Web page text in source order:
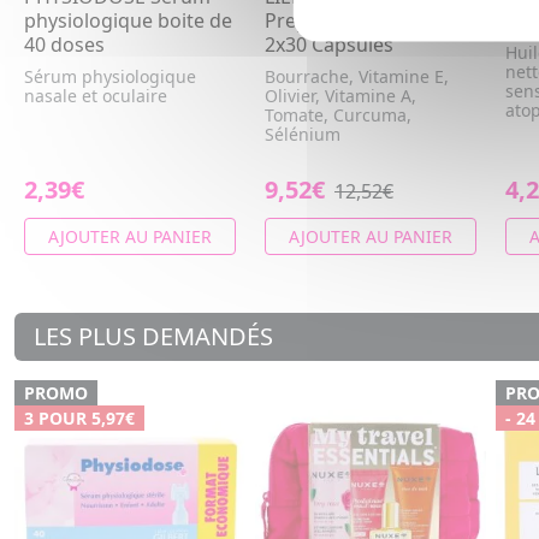
physiologique boite de
40 doses
Sérum physiologique
nasale et oculaire
2,39€
AJOUTER AU PANIER
Preparateur solaire
2x30 Capsules
Bourrache, Vitamine E,
Olivier, Vitamine A,
Tomate, Curcuma,
Sélénium
9,52€ 12,52€
AJOUTER AU PANIER
LES PLUS DEMANDÉS
PROMO
3 POUR 5,97€
-